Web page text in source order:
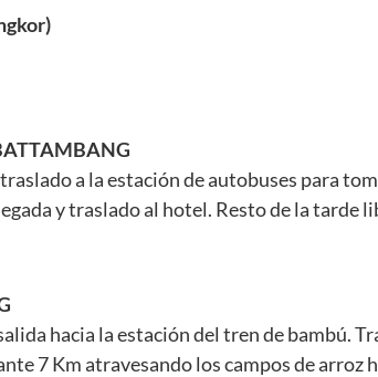
a la estación de autobuses para
y traslado al hotel. Resto de la tarde
hacia la estación del tren de bambú.
7 Km atravesando los campos de arroz